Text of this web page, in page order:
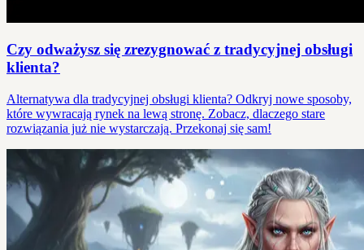
Czy odważysz się zrezygnować z tradycyjnej obsługi
klienta?
Alternatywa dla tradycyjnej obsługi klienta? Odkryj nowe sposoby,
które wywracają rynek na lewą stronę. Zobacz, dlaczego stare
rozwiązania już nie wystarczają. Przekonaj się sam!